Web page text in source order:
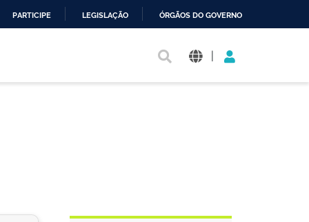
PARTICIPE LEGISLAÇÃO ÓRGÃOS DO GOVERNO
|